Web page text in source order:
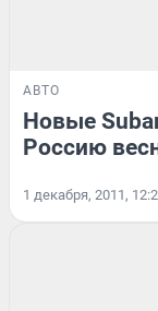
АВТО
Новые
Россию
1 декабря, 2011,